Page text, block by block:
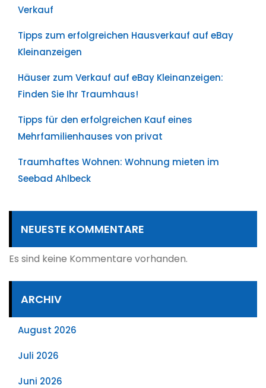
Verkauf
Tipps zum erfolgreichen Hausverkauf auf eBay
Kleinanzeigen
Häuser zum Verkauf auf eBay Kleinanzeigen:
Finden Sie Ihr Traumhaus!
Tipps für den erfolgreichen Kauf eines
Mehrfamilienhauses von privat
Traumhaftes Wohnen: Wohnung mieten im
Seebad Ahlbeck
NEUESTE KOMMENTARE
Es sind keine Kommentare vorhanden.
ARCHIV
August 2026
Juli 2026
Juni 2026